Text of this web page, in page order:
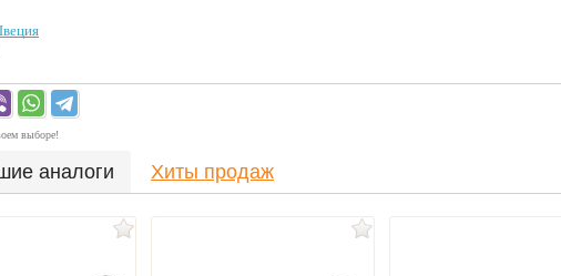
выборе!
аналоги Хиты продаж